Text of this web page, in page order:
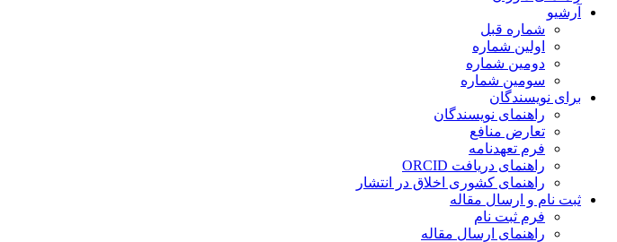
آرشیو
شماره قبل
اولین شماره
دومین شماره
سومین شماره
برای نویسندگان
راهنمای نویسندگان
تعارض منافع
فرم تعهدنامه
راهنمای دریافت ORCID
راهنمای کشوری اخلاق در انتشار
ثبت نام و ارسال مقاله
فرم ثبت نام
راهنمای ارسال مقاله